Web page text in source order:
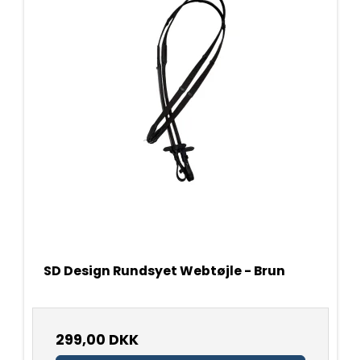
SD Design Rundsyet Webtøjle - Brun
299,00 DKK